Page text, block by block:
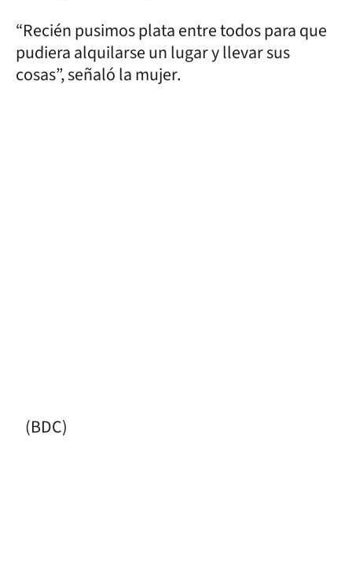
“Recién pusimos plata entre todos para que
pudiera alquilarse un lugar y llevar sus
cosas”, señaló la mujer.
(BDC)